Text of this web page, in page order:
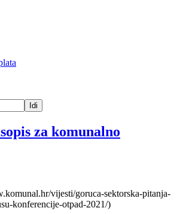
Idi
za komunalno
vijesti/goruca-sektorska-pitanja-
konferencije-otpad-2021/)